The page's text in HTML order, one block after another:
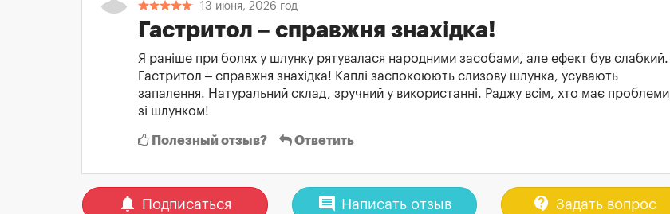
13 июня, 2026 год
Гастритол – справжня знахідка!
Я раніше при болях у шлунку рятувалася народними засобами, але ефект був слабкий.
Гастритол – справжня знахідка! Каплі заспокоюють слизову шлунка, усувають
запалення. Натуральний склад, зручний у використанні. Раджу всім, хто має проблеми
зі шлунком!
Полезный отзыв? Ответить
notifications Подписаться comment Написать отзыв contact_support Задать вопрос